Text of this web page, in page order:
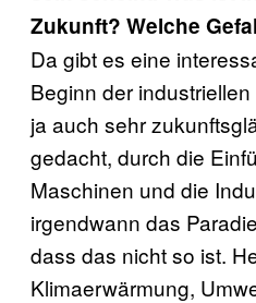
Zukunft? Welche
Da gibt es eine
Beginn der
ja auch sehr
gedacht, durch die
Maschinen und die
irgendwann das
dass das nicht so ist.
Klimaerwärmung,